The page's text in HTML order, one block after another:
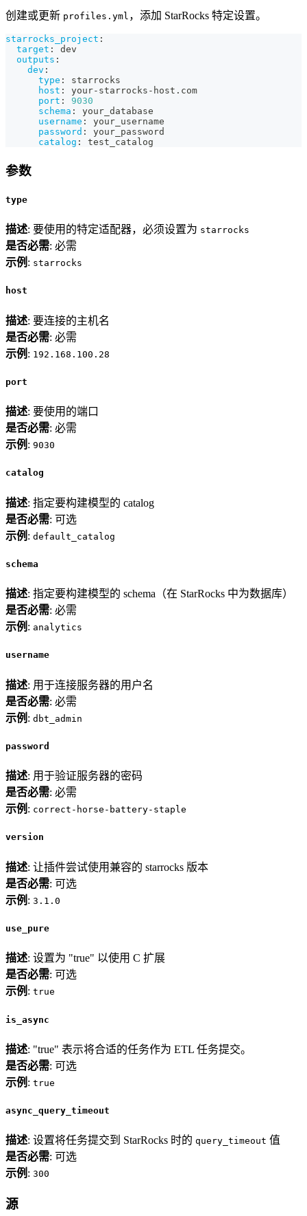
创建或更新 profiles.yml ，添加 StarRocks 特定设置。
starrocks_project :
target :
dev
outputs :
dev :
type :
starrocks
host : your- starrocks - host.com
port :
9030
schema :
your_database
username :
your_username
password :
your_password
catalog : test_catalog
参数
type
描述: 要使用的特定适配器，必须设置为 starrocks
是否必需: 必需
示例 : starrocks
host
描述: 要连接的主机名
是否必需: 必需
示例 : 192.168.100.28
port
描述: 要使用的端口
是否必需: 必需
示例 : 9030
catalog
描述: 指定要构建模型的 catalog
是否必需: 可选
示例 : default_catalog
schema
描述: 指定要构建模型的 schema（在 StarRocks 中为数据库）
是否必需: 必需
示例 : analytics
username
描述: 用于连接服务器的用户名
是否必需: 必需
示例 : dbt_admin
password
描述: 用于验证服务器的密码
是否必需: 必需
示例 : correct-horse-battery-staple
version
描述: 让插件尝试使用兼容的 starrocks 版本
是否必需: 可选
示例 : 3.1.0
use_pure
描述: 设置为 "true" 以使用 C 扩展
是否必需: 可选
示例 : true
is_async
描述: "true" 表示将合适的任务作为 ETL 任务提交。
是否必需: 可选
示例 : true
async_query_timeout
描述: 设置将任务提交到 StarRocks 时的 query_timeout 值
是否必需: 可选
示例 : 300
源